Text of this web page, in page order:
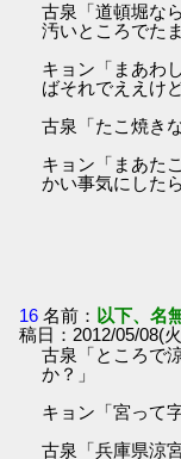
古泉「道頓堀な
汚いところでた
キョン「まあわ
ばそれでええけど
古泉「たこ焼き
キョン「まあた
かい事気にした
16 名前： 以下、名
稿日：2012/05/08(
古泉「ところで
か？」
キョン「宮って
古泉「兵庫県涼